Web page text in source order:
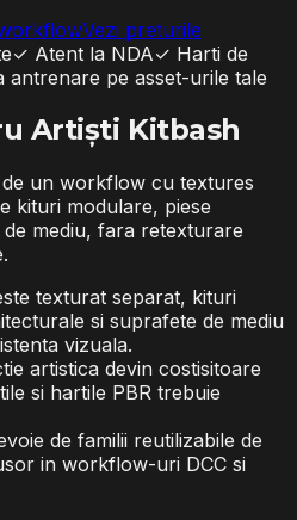
Vezi preturile
✓ Atent la NDA✓ Harti de
antrenare pe asset-urile tale
Artiști Kitbash
un workflow cu textures
kituri modulare, piese
mediu, fara retexturare
texturat separat, kituri
si suprafete de mediu
vizuala.
artistica devin costisitoare
si hartile PBR trebuie
de familii reutilizabile de
in workflow-uri DCC si